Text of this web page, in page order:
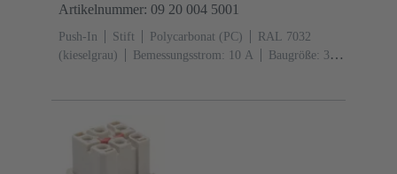
Artikelnummer: 09 20 004 5001
Push-In Stift Polycarbonat (PC)
RAL 7032
(kieselgrau)
Bemessungsstrom: ‌10 A
Baugröße: 3